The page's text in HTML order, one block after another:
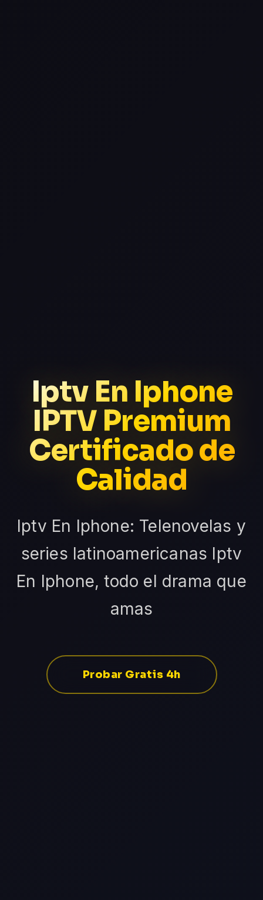
Iptv En Iphone
IPTV Premium
Certificado de
Calidad
Iptv En Iphone: Telenovelas y
series latinoamericanas Iptv
En Iphone, todo el drama que
amas
Probar Gratis 4h